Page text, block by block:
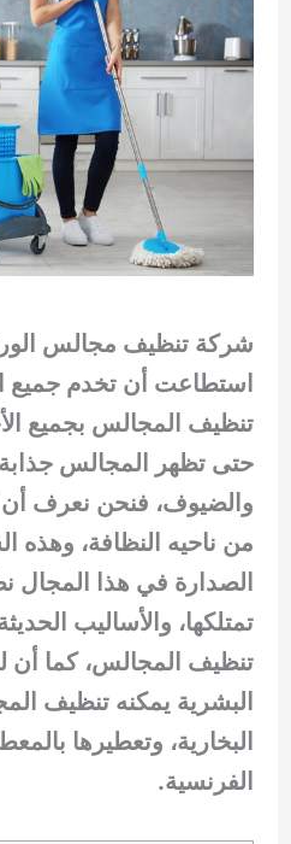
شركة تنظيف مجالس
استطاعت أن تخدم جميع
تنظيف المجالس بجميع
حتى تظهر المجالس جذابة
والضيوف، فنحن نعرف أن
من ناحيه النظافة، وهذه
الصدارة في هذا المجال
تمتلكها، والأساليب
تنظيف المجالس، كما أن
البشرية يمكنه تنظيف
البخارية، وتعطيرها
الفرنسية.